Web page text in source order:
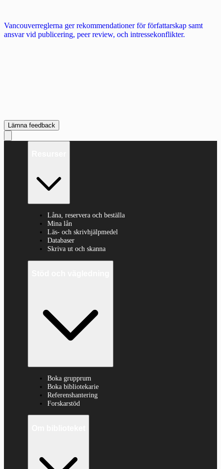
Vancouverreglerna ger rekommendationer för författarskap samt
ansvar vid publicering, peer review, och intressekonflikter.
Lämna feedback
Låna, reservera och beställa
Mina lån
Läs- och skrivhjälpmedel
Databaser
Skriva ut och skanna
Boka grupprum
Boka bibliotekarie
Referenshantering
Forskarstöd